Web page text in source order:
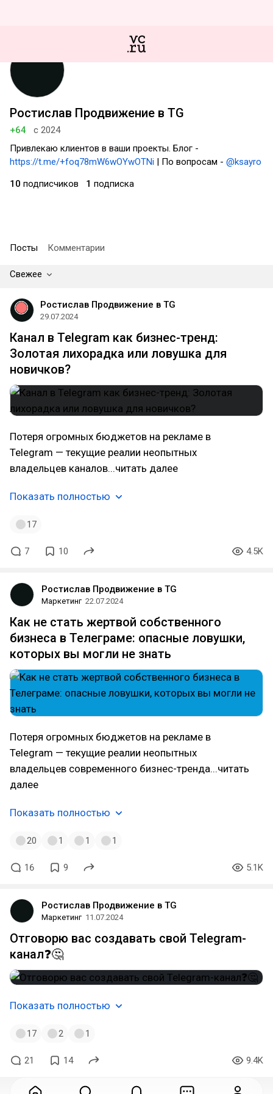
Ростислав Продвижение в TG
+64
с 2024
Привлекаю клиентов в ваши проекты. Блог -
https://t.me/+foq78mW6wOYwOTNi | По вопросам - @ksayro
10 подписчиков 1 подписка
Посты Комментарии
Свежее
Ростислав Продвижение в TG
29.07.2024
Канал в Telegram как бизнес-тренд:
Золотая лихорадка или ловушка для
новичков?
Потеря огромных бюджетов на рекламе в
Telegram — текущие реалии неопытных
владельцев каналов...читать далее
Показать полностью
17
7 10 4.5K
Ростислав Продвижение в TG
Маркетинг 22.07.2024
Как не стать жертвой собственного
бизнеса в Телеграме: опасные ловушки,
которых вы могли не знать
Потеря огромных бюджетов на рекламе в
Telegram — текущие реалии неопытных
владельцев современного бизнес-тренда...читать
далее
Показать полностью
20 1 1 1
16 9 5.1K
Ростислав Продвижение в TG
Маркетинг 11.07.2024
Отговорю вас создавать свой Telegram-
канал❓🤔
Показать полностью
17 2 1
21 14 9.4K